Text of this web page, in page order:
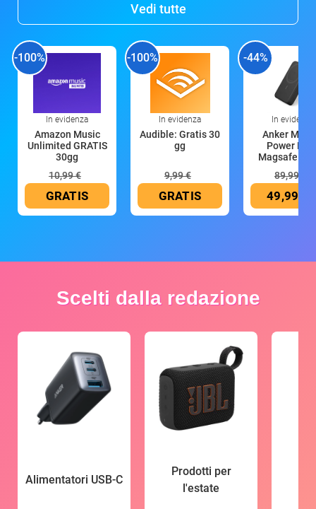
Vedi tutte
-100%
In evidenza
Amazon Music
Unlimited GRATIS
30gg
10,99 €
GRATIS
-100%
In evidenza
Audible: Gratis 30
gg
9,99 €
GRATIS
-44%
In evidenza
Anker
Power
Magsafe
89,99 €
49,99 €
Scelti dalla redazione
Alimentatori USB-C
Prodotti per
l'estate